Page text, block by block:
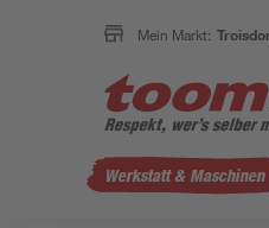
Mein Markt:
Werkstatt & Maschinen